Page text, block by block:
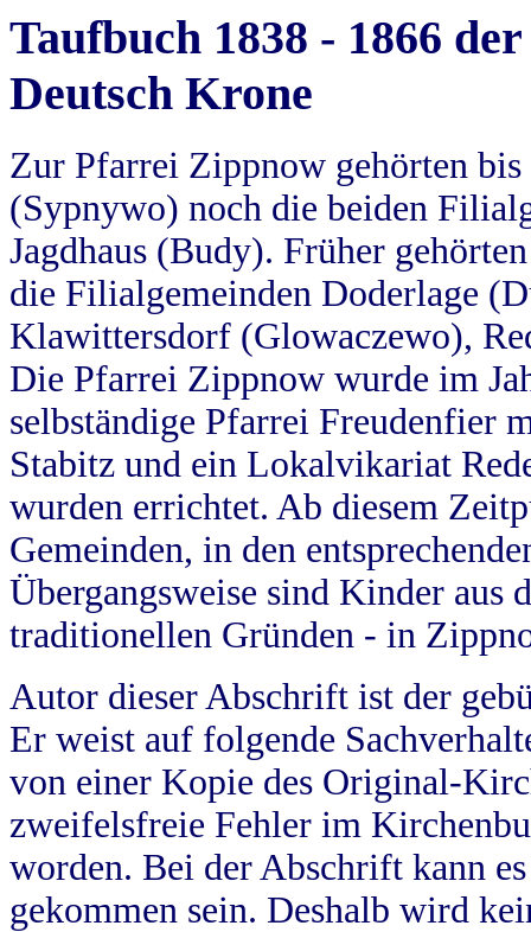
Taufbuch 1838 - 1866
Deutsch Krone
Zur Pfarrei Zippnow gehörten
(Sypnywo) noch die beiden
Jagdhaus (Budy). Früher
die Filialgemeinden Doderlage
Klawittersdorf (Glowaczewo),
Die Pfarrei Zippnow wurde im
selbständige Pfarrei Freudenfier
Stabitz und ein Lokalvikariat
wurden errichtet. Ab diesem
Gemeinden, in den
Übergangsweise sind Kinder aus
traditionellen Gründen - in
Autor dieser Abschrift ist der
Er weist auf folgende
von einer Kopie des Original-
zweifelsfreie Fehler im
worden. Bei der Abschrift kann
gekommen sein. Deshalb wird